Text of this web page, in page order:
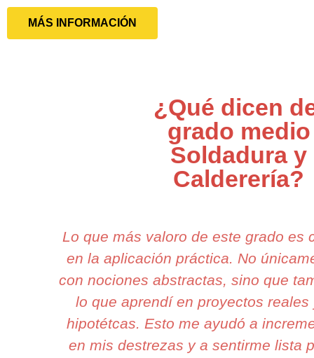
MÁS INFORMACIÓN
¿Qué dicen
grado medio
Soldadura y
Calderería?
Lo que más valoro de este grado es
en la aplicación práctica. No
con nociones abstractas, sino que
lo que aprendí en proyectos
hipotétcas. Esto me ayudó a
en mis destrezas y a sentirme lista